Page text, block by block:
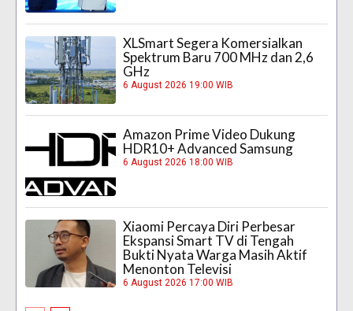
XLSmart Segera Komersialkan
Spektrum Baru 700 MHz dan 2,6
GHz
6 August 2026 19:00 WIB
Amazon Prime Video Dukung
HDR10+ Advanced Samsung
6 August 2026 18:00 WIB
Xiaomi Percaya Diri Perbesar
Ekspansi Smart TV di Tengah
Bukti Nyata Warga Masih Aktif
Menonton Televisi
6 August 2026 17:00 WIB